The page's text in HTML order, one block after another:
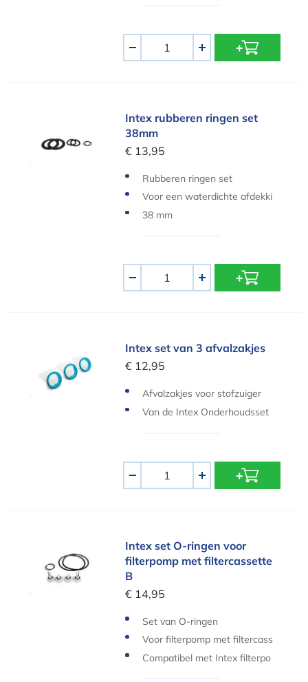
+
Intex rubberen ringen set 38mm
Intex rubberen ringen set
38mm
€ 13,95
Rubberen ringen set
Voor een waterdichte afdekki
ng
38 mm
+
Intex set van 3 afvalzakjesIntex set van 3 afvalzakjes
€ 12,95
Afvalzakjes voor stofzuiger
Van de Intex Onderhoudsset
- +
Intex set O-ringen voor filterpomp met
Intex set O-ringen voor
filterpomp met filtercassette
B
€ 14,95
Set van O-ringen
Voor filterpomp met filtercass
ette B
Compatibel met Intex filterpo